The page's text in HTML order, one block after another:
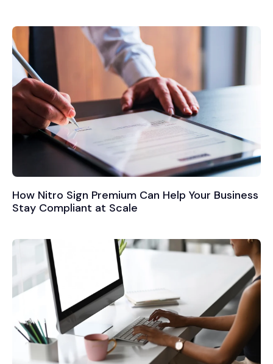
How Nitro Sign Premium Can Help Your Business
Stay Compliant at Scale